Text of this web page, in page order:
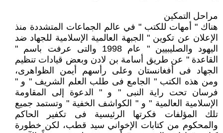
مراحل التمكين
هناك " أمهات للكتب " في عالم الجماعات المتشددة منذ
الإعلان عن تكوين " الجبهة العالمية الإسلامية للجهاد ضد
اليهود والصليبيين " عام 1998 والتى عرفت باسم "
القاعدة " عن طريق أسامة بن لادن وبعض قيادات تنظيم
الجهاد فى أفغانستان وعلى رأسهم أيمن الظواهرى،
ومن هذه الكتب " الجامع فى طلب العلم الشريف " و "
فرسان تحت راية النبى " و " الدعوة إلى المقاومة
الإسلامية العالمية " و " الكواشف الخفية " وتستمد جميع
تلك المؤلفات فكرتها الرئيسية فى تكفير الحاكم
والمحكوم من كتابات الإخواني سيد قطب، لكن خطورة